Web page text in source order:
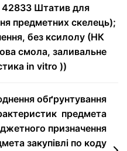
Штатив для
предметних скелець);
без ксилолу (НК
смола, заливальне
in vitro ))
обґрунтування
предмета
призначення
закупівлі по коду